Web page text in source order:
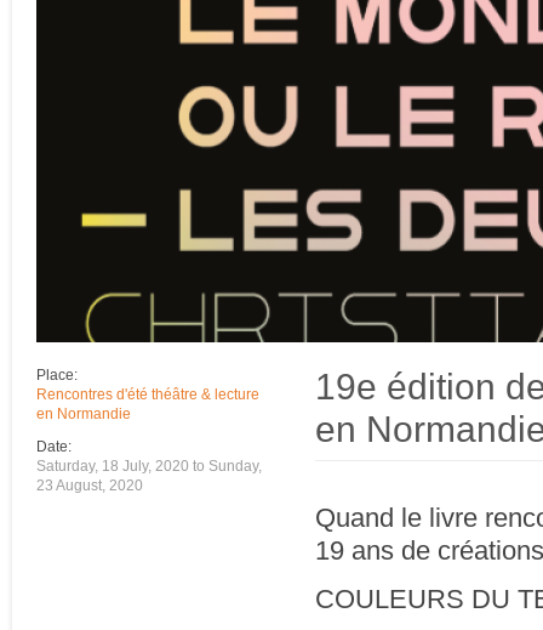
Place:
Rencontres d'été théâtre & lecture
en Normandie
Date:
Saturday, 18 July, 2020 to Sunday,
23 August, 2020
19e édition
en
Quand le livre
19 ans de
COULEURS DU